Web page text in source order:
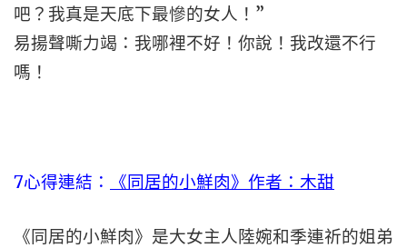
吧？我真是天底下最慘的女人！”
易揚聲嘶力竭：我哪裡不好！你說！我改還不行
嗎！
7心得連結： 《同居的小鮮肉》作者：木甜
《同居的小鮮肉》是大女主人陸婉和季連祈的姐弟